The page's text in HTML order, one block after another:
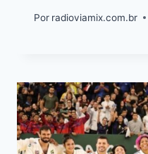
Por radioviamix.com.br